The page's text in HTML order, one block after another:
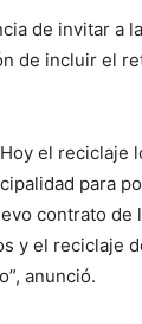
de invitar a
de incluir el
el reciclaje
para
contrato de
y el reciclaje
anunció.